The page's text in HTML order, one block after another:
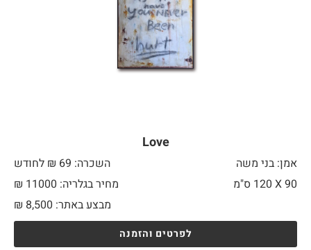
Love
אמן: בני משה
השכרה: 69 ₪ לחודש
90 X
מחיר בגלריה: 11000 ₪
מבצע באתר:
₪ 8,500
לפרטים והזמנה